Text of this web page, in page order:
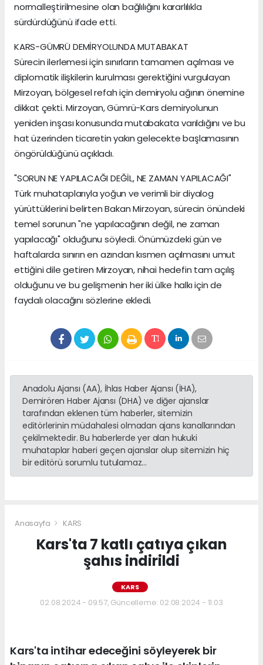
normalleştirilmesine olan bağlılığını kararlılıkla
sürdürdüğünü ifade etti.
KARS-GÜMRÜ DEMİRYOLUNDA MUTABAKAT
Sürecin ilerlemesi için sınırların tamamen açılması ve
diplomatik ilişkilerin kurulması gerektiğini vurgulayan
Mirzoyan, bölgesel refah için demiryolu ağının önemine
dikkat çekti. Mirzoyan, Gümrü-Kars demiryolunun
yeniden inşası konusunda mutabakata varıldığını ve bu
hat üzerinden ticaretin yakın gelecekte başlamasının
öngörüldüğünü açıkladı.
"SORUN NE YAPILACAĞI DEĞİL, NE ZAMAN YAPILACAĞI"
Türk muhataplarıyla yoğun ve verimli bir diyalog
yürüttüklerini belirten Bakan Mirzoyan, sürecin önündeki
temel sorunun "ne yapılacağının değil, ne zaman
yapılacağı" olduğunu söyledi. Önümüzdeki gün ve
haftalarda sınırın en azından kısmen açılmasını umut
ettiğini dile getiren Mirzoyan, nihai hedefin tam açılış
olduğunu ve bu gelişmenin her iki ülke halkı için de
faydalı olacağını sözlerine ekledi.
Anadolu Ajansı (AA), İhlas Haber Ajansı (İHA),
Demirören Haber Ajansı (DHA) ve diğer ajanslar
tarafından eklenen tüm haberler, sitemizin
editörlerinin müdahalesi olmadan ajans kanallarından
çekilmektedir. Bu haberlerde yer alan hukuki
muhataplar haberi geçen ajanslar olup sitemizin hiç
bir editörü sorumlu tutulamaz...
Anasayfa KARS
Kars'ta 7 katlı çatıya çıkan
şahıs indirildi
KARS
02.08.2024 - 09:57, Güncelleme: 02.08.2024 - 11:03
Kars'ta intihar edeceğini söyleyerek bir